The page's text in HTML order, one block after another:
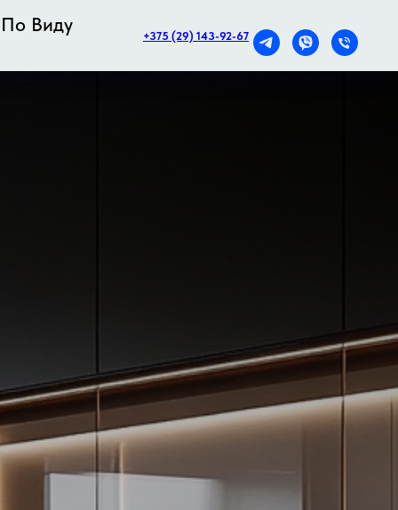
По Виду +375 (29) 143-92-67